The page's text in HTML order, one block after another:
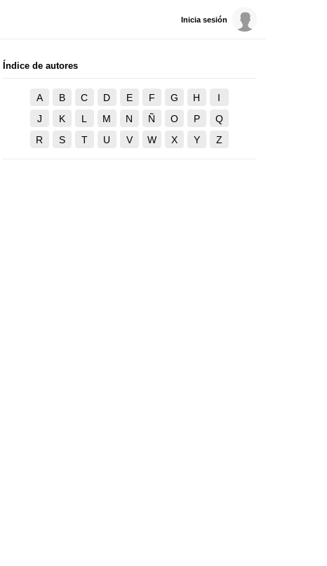
Inicia sesión
Índice de autores
A B C D E F G H
I
J
K L M N Ñ O P
Q
R
S T U V W X Y Z